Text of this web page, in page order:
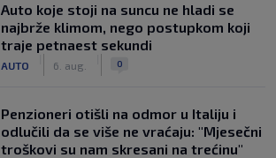
Auto koje stoji na suncu ne hladi se
najbrže klimom, nego postupkom koji
traje petnaest sekundi
AUTO 6. aug. 0
Penzioneri otišli na odmor u Italiju i
odlučili da se više ne vraćaju: "Mjesečni
troškovi su nam skresani na trećinu"